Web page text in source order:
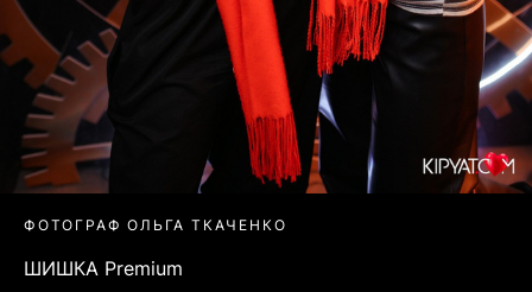
ФОТОГРАФ ОЛЬГА ТКАЧЕНКО
ШИШКА Premium